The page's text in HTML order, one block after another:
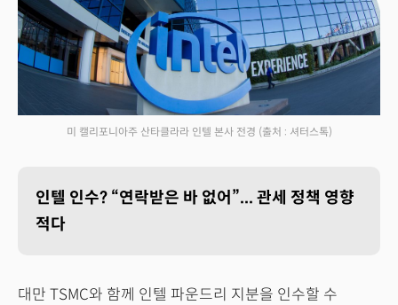
미 캘리포니아주 산타클라라 인텔 본사 전경 (출처 : 셔터스톡)
인텔 인수? “연락받은 바 없어”... 관세 정책 영향
적다
대만 TSMC와 함께 인텔 파운드리 지분을 인수할 수